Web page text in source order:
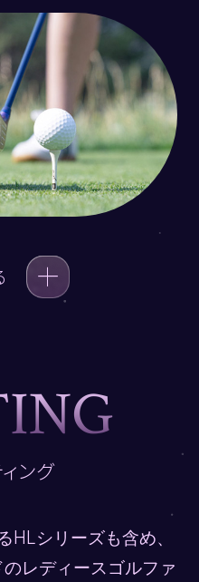
ING
ング
シリーズも含め、
レディースゴルファ